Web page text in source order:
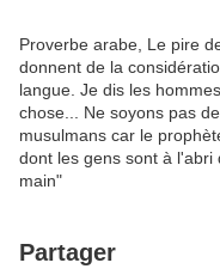
Proverbe arabe, Le pire
donnent de la
langue. Je dis les
chose... Ne soyons pas
musulmans car le
dont les gens sont à l'abri
main"
Partager